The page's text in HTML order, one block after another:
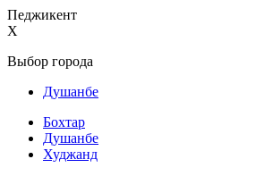
Педжикент
X
Выбор города
Душанбе
Бохтар
Душанбе
Худжанд